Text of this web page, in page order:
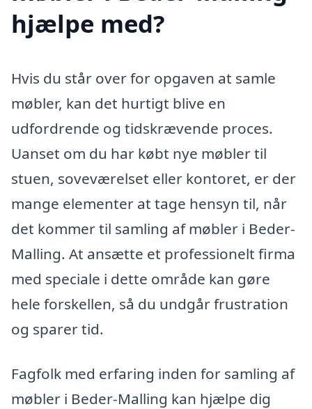
hjælpe med?
Hvis du står over for opgaven at samle
møbler, kan det hurtigt blive en
udfordrende og tidskrævende proces.
Uanset om du har købt nye møbler til
stuen, soveværelset eller kontoret, er der
mange elementer at tage hensyn til, når
det kommer til samling af møbler i Beder-
Malling. At ansætte et professionelt firma
med speciale i dette område kan gøre
hele forskellen, så du undgår frustration
og sparer tid.
Fagfolk med erfaring inden for samling af
møbler i Beder-Malling kan hjælpe dig